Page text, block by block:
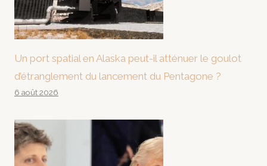
Un port spatial en Alaska peut-il atténuer le goulot
d’étranglement du lancement du Pentagone ?
6 août 2026